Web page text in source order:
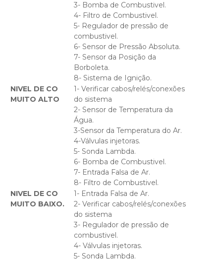
3- Bomba de Combustivel.
4- Filtro de Combustivel.
5- Regulador de pressão de
combustivel.
6- Sensor de Pressão Absoluta.
7- Sensor da Posição da
Borboleta.
8- Sistema de Ignição.
NIVEL DE CO
MUITO ALTO
1- Verificar cabos/relés/conexões
do sistema
2- Sensor de Temperatura da
Água.
3-Sensor da Temperatura do Ar.
4-Válvulas injetoras.
5- Sonda Lambda.
6- Bomba de Combustivel.
7- Entrada Falsa de Ar.
8- Filtro de Combustivel.
NIVEL DE CO
MUITO BAIXO.
1- Entrada Falsa de Ar.
2- Verificar cabos/relés/conexões
do sistema
3- Regulador de pressão de
combustivel.
4- Válvulas injetoras.
5- Sonda Lambda.